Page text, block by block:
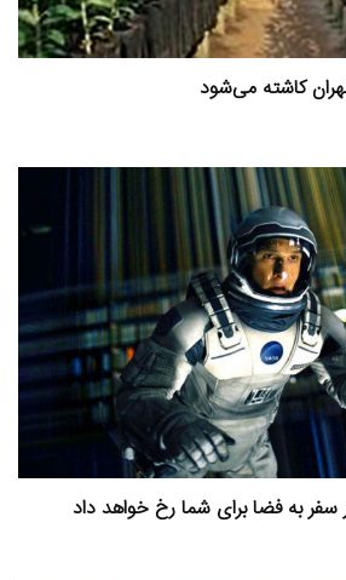
سفر به فضا برای شما رخ خواهد داد